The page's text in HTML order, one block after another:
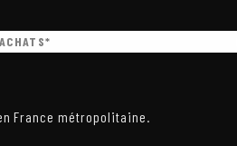
France métropolitaine.